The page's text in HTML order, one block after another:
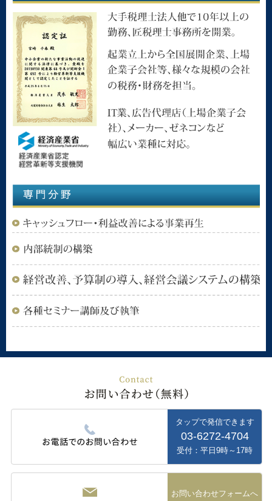
タップで発信できます
03-6272-4704
受付：平日9時～17時
お問い合わせフォームへ